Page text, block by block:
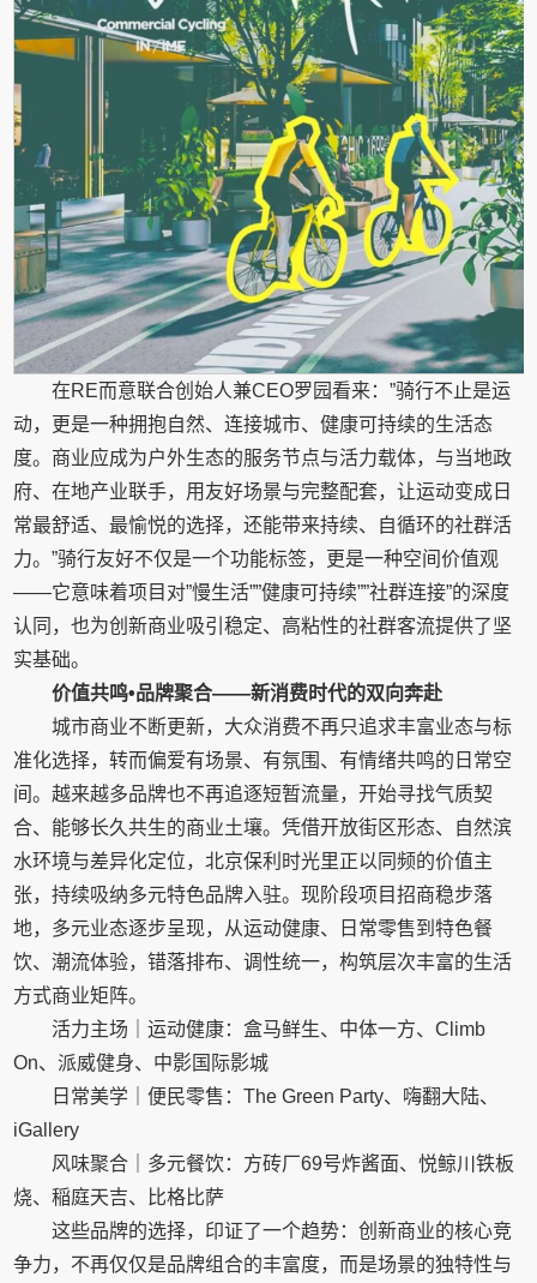
在RE而意联合创始人兼CEO罗园看来：”骑行不止是运
动，更是一种拥抱自然、连接城市、健康可持续的生活态
度。商业应成为户外生态的服务节点与活力载体，与当地政
府、在地产业联手，用友好场景与完整配套，让运动变成日
常最舒适、最愉悦的选择，还能带来持续、自循环的社群活
力。”骑行友好不仅是一个功能标签，更是一种空间价值观
——它意味着项目对”慢生活””健康可持续””社群连接”的深度
认同，也为创新商业吸引稳定、高粘性的社群客流提供了坚
实基础。
价值共鸣•品牌聚合——新消费时代的双向奔赴
城市商业不断更新，大众消费不再只追求丰富业态与标
准化选择，转而偏爱有场景、有氛围、有情绪共鸣的日常空
间。越来越多品牌也不再追逐短暂流量，开始寻找气质契
合、能够长久共生的商业土壤。凭借开放街区形态、自然滨
水环境与差异化定位，北京保利时光里正以同频的价值主
张，持续吸纳多元特色品牌入驻。现阶段项目招商稳步落
地，多元业态逐步呈现，从运动健康、日常零售到特色餐
饮、潮流体验，错落排布、调性统一，构筑层次丰富的生活
方式商业矩阵。
活力主场｜运动健康：盒马鲜生、中体一方、Climb
On、派威健身、中影国际影城
日常美学｜便民零售：The Green Party、嗨翻大陆、
iGallery
风味聚合｜多元餐饮：方砖厂69号炸酱面、悦鲸川铁板
烧、稲庭天吉、比格比萨
这些品牌的选择，印证了一个趋势：创新商业的核心竞
争力，不再仅仅是品牌组合的丰富度，而是场景的独特性与